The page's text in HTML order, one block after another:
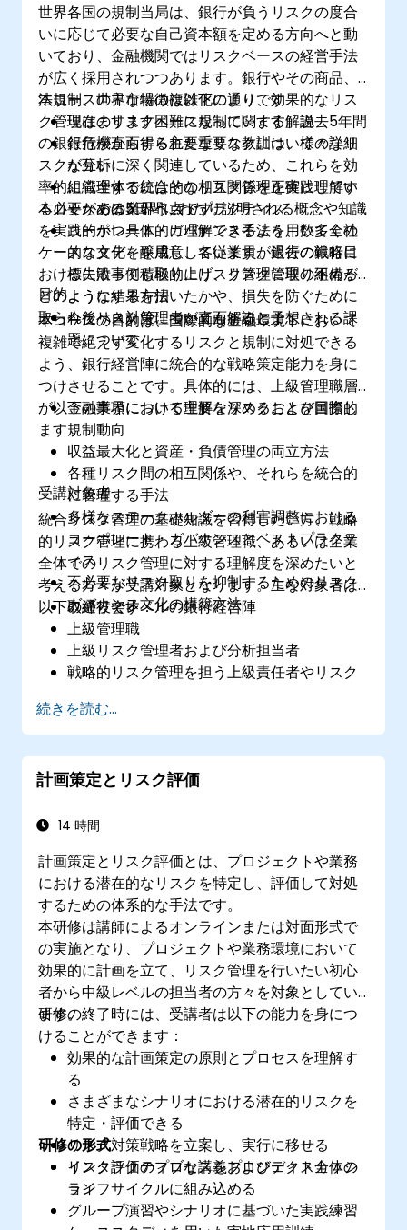
世界各国の規制当局は、銀行が負うリスクの度合
いに応じて必要な自己資本額を定める方向へと動
いており、金融機関ではリスクベースの経営手法
が広く採用されつつあります。銀行やその商品、
法規制、世界市場の複雑化により、効果的なリス
ク管理はますます困難になっています。過去5年間
の銀行危機から得られた重要な教訓は、様々なリ
スクが互いに深く関連しているため、これらを効
率的に管理するにはその相互関係を正確に理解す
る必要があるという点です。
本コースの主な特徴は以下の通りです：
現在のリスクベース規制に関する解説
銀行が直面する主要なリスクについての詳細
な分析
組織全体で統合的なリスク管理を実践してい
くための業界ベストプラクティス
コーポレート・ガバナンス手法を用いて全社
的な文化を醸成し、各従業員が銀行の戦略目
標に沿って積極的にリスク管理に取り組める
ようにする方法
今後リスク管理者が直面すると予想される課
題について
本コースでは5日間にわたり説明される概念や知識
を実践的かつ具体的に理解できるよう、数多くの
ケーススタディを用意しています。過去の銀行に
おける失敗事例も取り上げ、リスク管理の不備が
どのような結果を招いたかや、損失を防ぐために
取られたべき対策についても解説します。
目的
本コースの目的は、国際的な金融環境下において
複雑で絶えず変化するリスクと規制に対処できる
よう、銀行経営陣に統合的な戦略策定能力を身に
つけさせることです。具体的には、上級管理職層
が以下の事項について理解を深めることを目指し
ます：
金融業界における主要なリスクおよび国際的
規制動向
収益最大化と資産・負債管理の両立方法
各種リスク間の相互関係や、それらを統合的
に管理する手法
多様なステークホルダーの利害調整における
コーポレート・ガバナンスとベストプラクテ
ィス
不必要なリスク取りを抑制するためのリスク
ガバナンス文化の構築方法
受講対象者
統合リスク管理の基礎知識を習得したい方、戦略
的リスク管理に携わる上級管理職、あるいは企業
全体でのリスク管理に対する理解度を深めたいと
考える方々が受講対象となります。主な対象者は
以下の通りです：
取締役会レベルの銀行経営陣
上級管理職
上級リスク管理者および分析担当者
戦略的リスク管理を担う上級責任者やリスク
内部監査員
規制・コンプライアンス担当職員
財務部門の専門家
資産・負債管理および分析担当者
銀行業界およびリスク管理分野におけるサプ
コーポレート・ガバナンスおよびリスクガバ
ナンス担当者
続きを読む...
計画策定とリスク評価
14 時間
計画策定とリスク評価とは、プロジェクトや業務
における潜在的なリスクを特定し、評価して対処
するための体系的な手法です。
本研修は講師によるオンラインまたは対面形式で
の実施となり、プロジェクトや業務環境において
効果的に計画を立て、リスク管理を行いたい初心
者から中級レベルの担当者の方々を対象としてい
ます。
研修の終了時には、受講者は以下の能力を身につ
けることができます：
効果的な計画策定の原則とプロセスを理解す
る
さまざまなシナリオにおける潜在的リスクを
特定・評価できる
リスク対策戦略を立案し、実行に移せる
リスク評価のプロセスをプロジェクト全体の
ライフサイクルに組み込める
研修の形式
インタラクティブな講義およびディスカッシ
ョン
グループ演習やシナリオに基づいた実践練習